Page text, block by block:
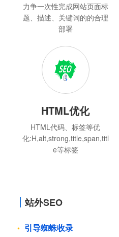
力争一次性完成网站页面标
题、描述、关键词的的合理
部署
HTML优化
HTML代码、标签等优
化:H,alt,strong,title,span,titl
e等标签
站外SEO
引导蜘蛛收录